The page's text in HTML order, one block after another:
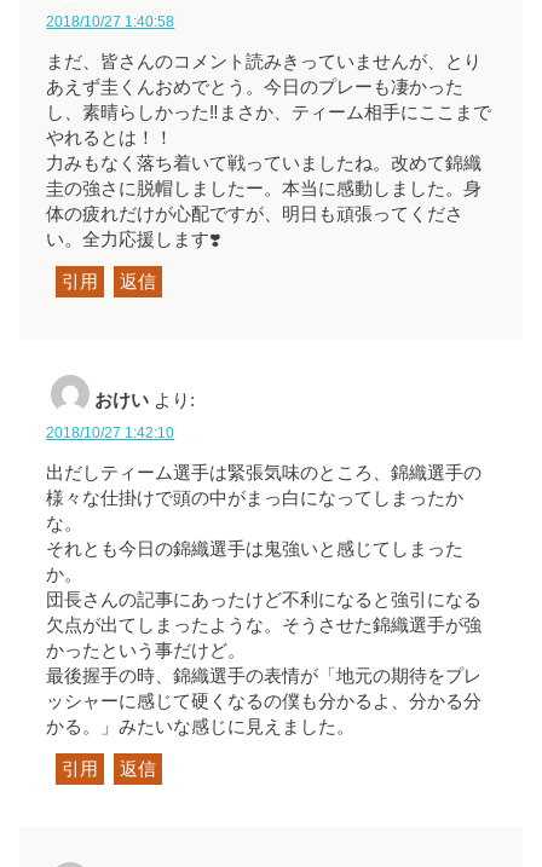
2018/10/27 1:40:58
まだ、皆さんのコメント読みきっていませんが、とり
あえず圭くんおめでとう。今日のプレーも凄かった
し、素晴らしかった‼️まさか、ティーム相手にここまで
やれるとは！！
力みもなく落ち着いて戦っていましたね。改めて錦織
圭の強さに脱帽しましたー。本当に感動しました。身
体の疲れだけが心配ですが、明日も頑張ってくださ
い。全力応援します❣️
引用 返信
おけい より:
2018/10/27 1:42:10
出だしティーム選手は緊張気味のところ、錦織選手の
様々な仕掛けで頭の中がまっ白になってしまったか
な。
それとも今日の錦織選手は鬼強いと感じてしまった
か。
団長さんの記事にあったけど不利になると強引になる
欠点が出てしまったような。そうさせた錦織選手が強
かったという事だけど。
最後握手の時、錦織選手の表情が「地元の期待をプレ
ッシャーに感じて硬くなるの僕も分かるよ、分かる分
かる。」みたいな感じに見えました。
引用 返信